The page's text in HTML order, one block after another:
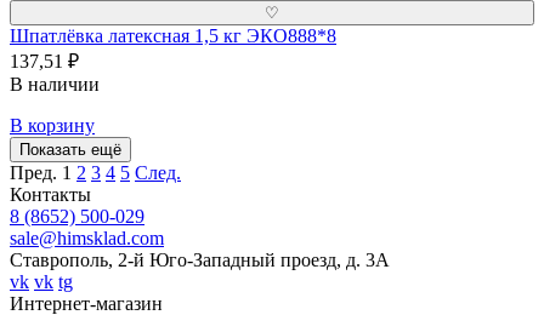
♡
Шпатлёвка латексная 1,5 кг ЭКО888*8
137,51 ₽
В наличии
В корзину
Показать ещё
Пред. 1 2 3 4 5 След.
Контакты
8 (8652) 500-029
sale@himsklad.com
Ставрополь, 2-й Юго-Западный проезд, д. 3А
vk vk tg
Интернет-магазин